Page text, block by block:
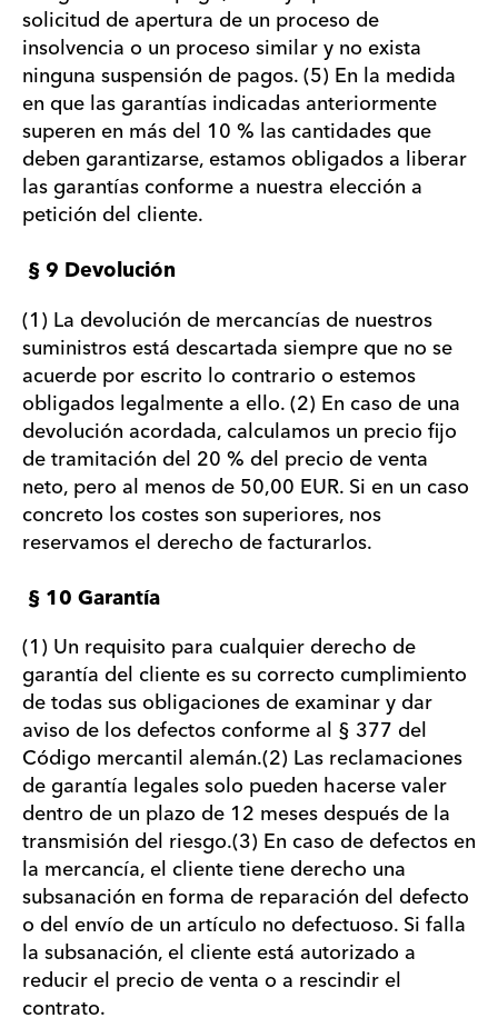
solicitud de apertura de un proceso de
insolvencia o un proceso similar y no exista
ninguna suspensión de pagos. (5) En la medida
en que las garantías indicadas anteriormente
superen en más del 10 % las cantidades que
deben garantizarse, estamos obligados a liberar
las garantías conforme a nuestra elección a
petición del cliente.
§ 9 Devolución
(1) La devolución de mercancías de nuestros
suministros está descartada siempre que no se
acuerde por escrito lo contrario o estemos
obligados legalmente a ello. (2) En caso de una
devolución acordada, calculamos un precio fijo
de tramitación del 20 % del precio de venta
neto, pero al menos de 50,00 EUR. Si en un caso
concreto los costes son superiores, nos
reservamos el derecho de facturarlos.
§ 10 Garantía
(1) Un requisito para cualquier derecho de
garantía del cliente es su correcto cumplimiento
de todas sus obligaciones de examinar y dar
aviso de los defectos conforme al § 377 del
Código mercantil alemán.(2) Las reclamaciones
de garantía legales solo pueden hacerse valer
dentro de un plazo de 12 meses después de la
transmisión del riesgo.(3) En caso de defectos en
la mercancía, el cliente tiene derecho una
subsanación en forma de reparación del defecto
o del envío de un artículo no defectuoso. Si falla
la subsanación, el cliente está autorizado a
reducir el precio de venta o a rescindir el
contrato.